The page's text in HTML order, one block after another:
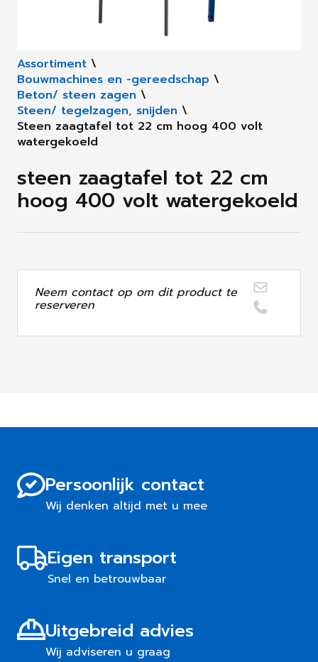
Assortiment \
Bouwmachines en -gereedschap \
Beton/ steen zagen \
Steen/ tegelzagen, snijden \
Steen zaagtafel tot 22 cm hoog 400 volt
watergekoeld
steen zaagtafel tot 22 cm
hoog 400 volt watergekoeld
Neem contact op om dit product te
reserveren
Persoonlijk contact
Wij denken altijd met u mee
Eigen transport
Snel en betrouwbaar
Uitgebreid advies
Wij adviseren u graag